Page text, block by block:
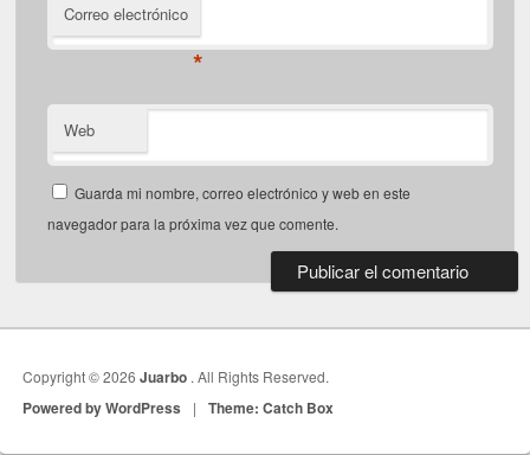
Correo electrónico
*
Web
Guarda mi nombre, correo electrónico y web en este
navegador para la próxima vez que comente.
Copyright © 2026Juarbo . All Rights Reserved.
Powered by WordPress | Theme: Catch Box